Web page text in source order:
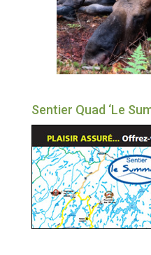
Sentier Quad ‘Le